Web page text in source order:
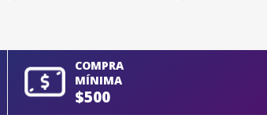
COMPRA
MÍNIMA
$500